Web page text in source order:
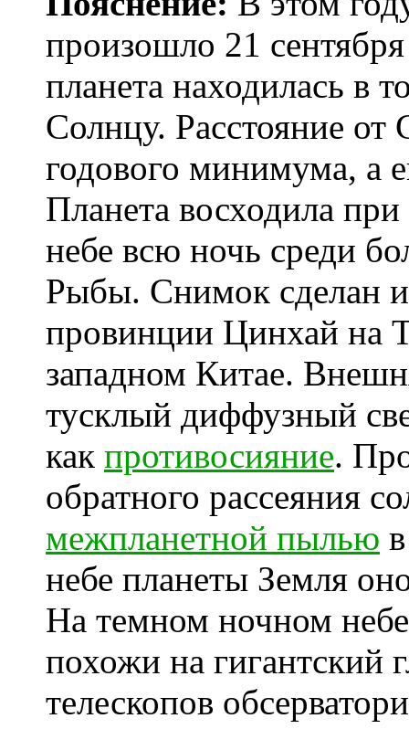
произошло 21
планета находилась в
Солнцу. Расстояние от
годового минимума, а
Планета восходила
небе всю ночь среди
Рыбы. Снимок сделан
провинции Цинхай на
западном Китае.
тусклый диффузный
как противосияние.
обратного рассеяния
межпланетной пылью
небе планеты Земля
На темном ночном
похожи на гигантский
телескопов